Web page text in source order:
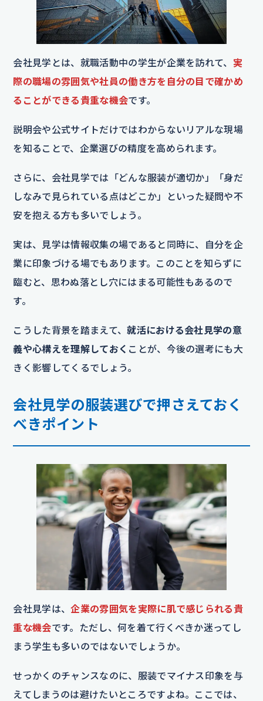
会社見学とは、就職活動中の学生が企業を訪れて、 実
際の職場の雰囲気や社員の働き方を自分の目で確かめ
ることができる貴重な機会です。
説明会や公式サイトだけではわからないリアルな現場
を知ることで、企業選びの精度を高められます。
さらに、会社見学では「どんな服装が適切か」「身だ
しなみで見られている点はどこか」といった疑問や不
安を抱える方も多いでしょう。
実は、見学は情報収集の場であると同時に、自分を企
業に印象づける場でもあります。このことを知らずに
臨むと、思わぬ落とし穴にはまる可能性もあるので
す。
こうした背景を踏まえて、就活における会社見学の意
義や心構えを理解しておく ことが、今後の選考にも大
きく影響してくるでしょう。
会社見学の服装選びで押さえておく
べきポイント
会社見学は、企業の雰囲気を実際に肌で感じられる貴
重な機会です。ただし、何を着て行くべきか迷ってし
まう学生も多いのではないでしょうか。
せっかくのチャンスなのに、服装でマイナス印象を与
えてしまうのは避けたいところですよね。ここでは、